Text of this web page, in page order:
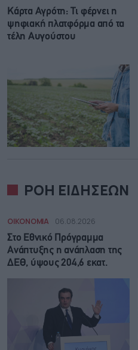
Κάρτα Αγρότη: Τι φέρνει η
ψηφιακή πλατφόρμα από τα
τέλη Αυγούστου
ΡΟΗ ΕΙΔΗΣΕΩΝ
ΟΙΚΟΝΟΜΙΑ 06.08.2026
Στο Εθνικό Πρόγραμμα
Ανάπτυξης η ανάπλαση της
ΔΕΘ, ύψους 204,6 εκατ.